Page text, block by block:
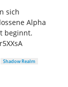
sich
Alpha
beginnt.
Shadow Realm